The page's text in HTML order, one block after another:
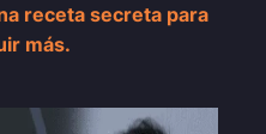
receta secreta para
más.